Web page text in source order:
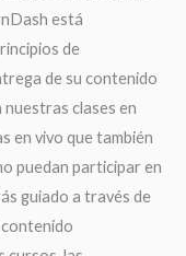
está
de
de su contenido
clases en
en vivo que también
puedan participar en
guiado a través de